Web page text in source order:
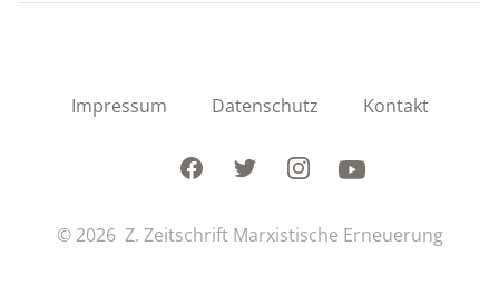
Impressum Datenschutz Kontakt
FacebookTwitterInstagramYoutube
© 2026 Z. Zeitschrift Marxistische Erneuerung